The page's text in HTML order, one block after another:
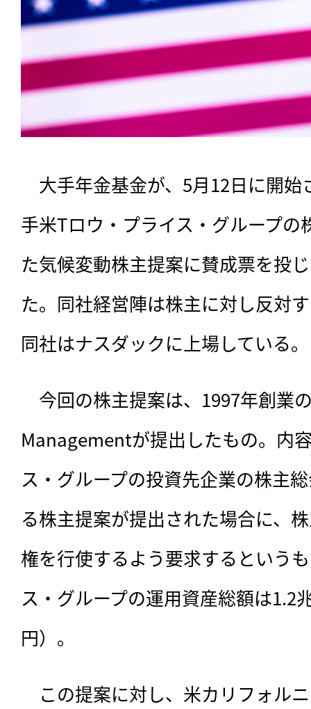
大手年金基金が、5月12日に開始
手米Tロウ・プライス・グループの
た気候変動株主提案に賛成票を投
た。同社経営陣は株主に対し反対
同社はナスダックに上場している。
今回の株主提案は、 1997年創業
Managementが提出したもの。内
ス・グループの投資先企業の株主
る株主提案が提出された場合に、
権を行使するよう要求するという
ス・グループの運用資産総額は1.2
円）。
この提案に対し、米カリフォル